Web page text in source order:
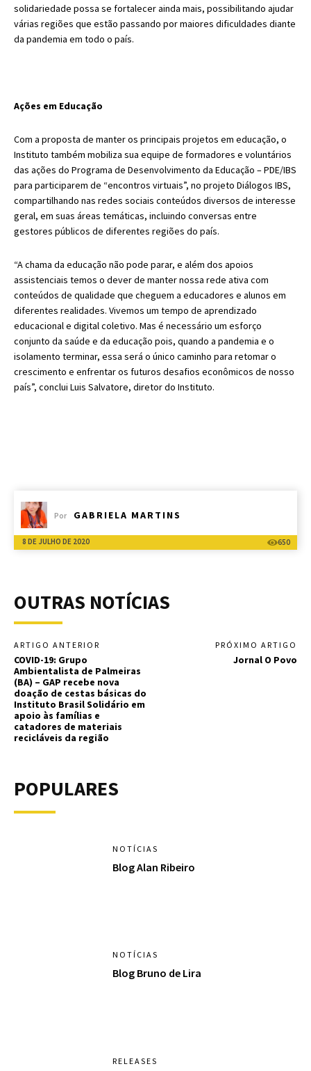
solidariedade possa se fortalecer ainda mais, possibilitando ajudar
várias regiões que estão passando por maiores dificuldades diante
da pandemia em todo o país.
Ações em Educação
Com a proposta de manter os principais projetos em educação, o
Instituto também mobiliza sua equipe de formadores e voluntários
das ações do Programa de Desenvolvimento da Educação – PDE/IBS
para participarem de “encontros virtuais”, no projeto Diálogos IBS,
compartilhando nas redes sociais conteúdos diversos de interesse
geral, em suas áreas temáticas, incluindo conversas entre
gestores públicos de diferentes regiões do país.
“A chama da educação não pode parar, e além dos apoios
assistenciais temos o dever de manter nossa rede ativa com
conteúdos de qualidade que cheguem a educadores e alunos em
diferentes realidades. Vivemos um tempo de aprendizado
educacional e digital coletivo. Mas é necessário um esforço
conjunto da saúde e da educação pois, quando a pandemia e o
isolamento terminar, essa será o único caminho para retomar o
crescimento e enfrentar os futuros desafios econômicos de nosso
país”, conclui Luis Salvatore, diretor do Instituto.
Por GABRIELA MARTINS
8 DE JULHO DE 2020 650
OUTRAS NOTÍCIAS
ARTIGO ANTERIOR
COVID-19: Grupo
Ambientalista de Palmeiras
(BA) – GAP recebe nova
doação de cestas básicas do
Instituto Brasil Solidário em
apoio às famílias e
catadores de materiais
recicláveis da região
PRÓXIMO ARTIGO
Jornal O Povo
POPULARES
NOTÍCIAS
Blog Alan Ribeiro
NOTÍCIAS
Blog Bruno de Lira
RELEASES